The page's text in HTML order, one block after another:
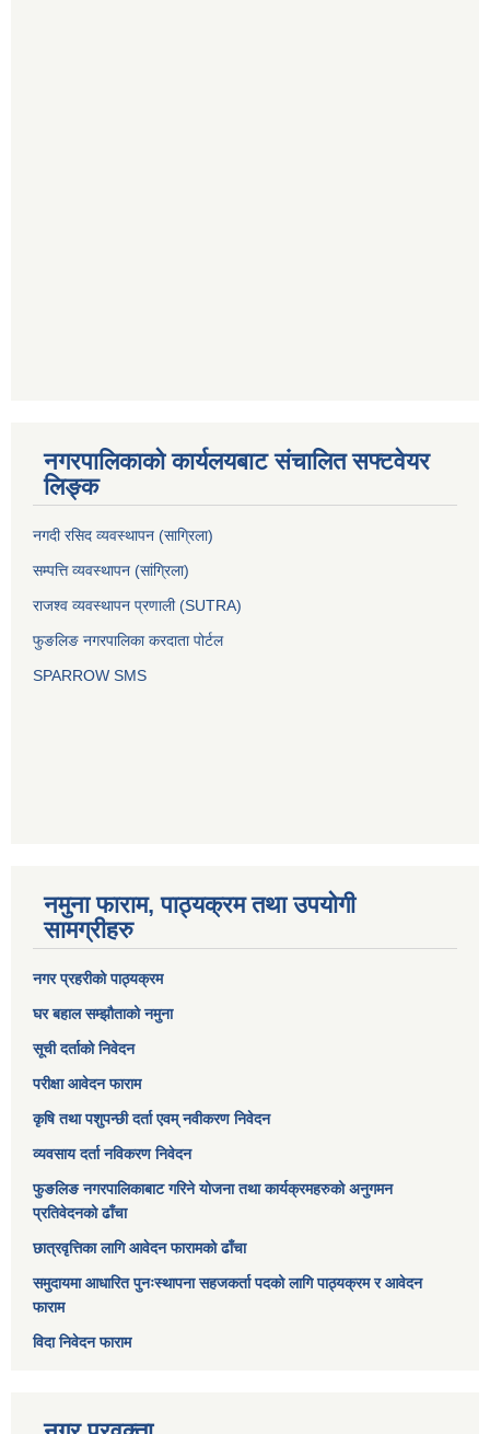
नगरपालिकाको कार्यलयबाट संचालित सफ्टवेयर
लिङ्क
नगदी रसिद व्यवस्थापन (साग्रिला)
सम्पत्ति व्यवस्थापन (सांग्रिला)
राजश्व व्यवस्थापन प्रणाली (SUTRA)
फुङलिङ नगरपालिका करदाता पोर्टल
SPARROW SMS
नमुना फाराम, पाठ्यक्रम तथा उपयोगी
सामग्रीहरु
नगर प्रहरीको पाठ्यक्रम
घर बहाल सम्झौताको नमुना
सूची दर्ताको निवेदन
परीक्षा आवेदन फाराम
कृषि तथा पशुपन्छी दर्ता एवम् नवीकरण निवेदन
व्यवसाय दर्ता नविकरण निवेदन
फुङलिङ नगरपालिकाबाट गरिने योजना तथा कार्यक्रमहरुको अनुगमन
प्रतिवेदनको ढाँचा
छात्रवृत्तिका लागि आवेदन फारामको ढाँचा
समुदायमा आधारित पुनःस्थापना सहजकर्ता पदको लागि पाठ्यक्रम र आवेदन
फाराम
विदा निवेदन फाराम